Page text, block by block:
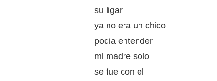
su ligar
ya no era un chico
podia entender
mi madre solo
se fue con el